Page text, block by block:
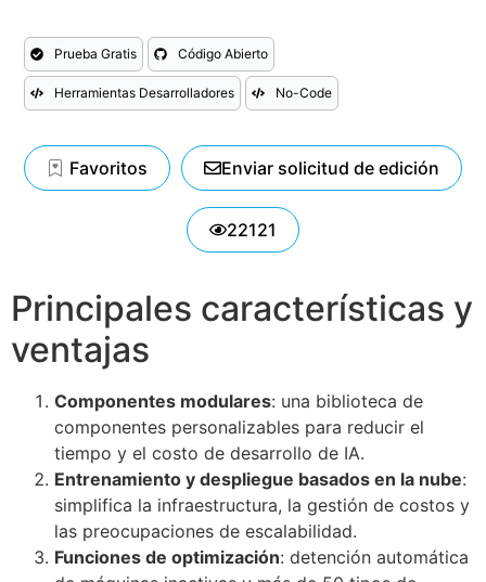
Prueba Gratis Código Abierto
Herramientas Desarrolladores No-Code
Favoritos Enviar solicitud de edición
22121
Principales características y
ventajas
Componentes modulares: una biblioteca de
componentes personalizables para reducir el
tiempo y el costo de desarrollo de IA.
Entrenamiento y despliegue basados en la nube:
simplifica la infraestructura, la gestión de costos y
las preocupaciones de escalabilidad.
Funciones de optimización: detención automática